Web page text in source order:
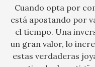
Cuando opta por
está apostando por
el tiempo. Una
un gran valor, lo
estas verdaderas